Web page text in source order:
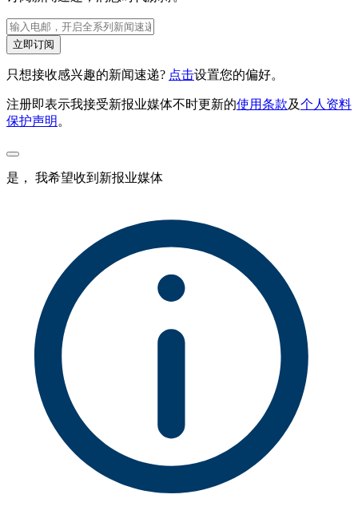
立即订阅
只想接收感兴趣的新闻速递? 点击设置您的偏好。
注册即表示我接受新报业媒体不时更新的使用条款及个人资料
保护声明 。
是， 我希望收到新报业媒体